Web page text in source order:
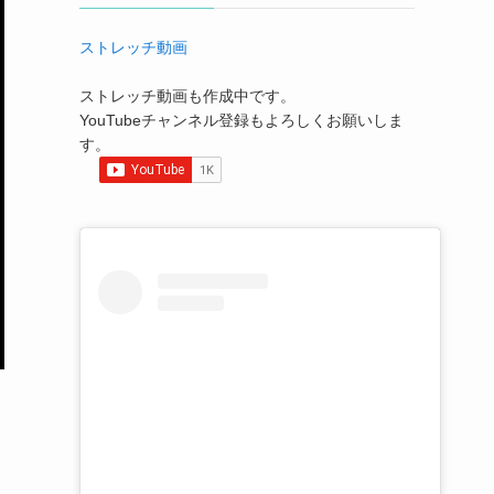
ストレッチ動画
ストレッチ動画も作成中です。
YouTubeチャンネル登録もよろしくお願いしま
す。